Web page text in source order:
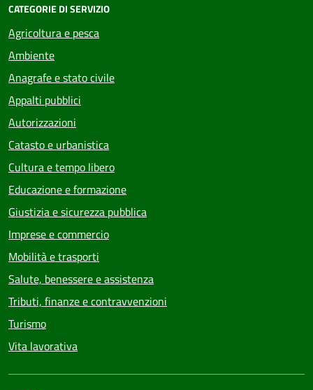
CATEGORIE DI SERVIZIO
Agricoltura e pesca
Ambiente
Anagrafe e stato civile
Appalti pubblici
Autorizzazioni
Catasto e urbanistica
Cultura e tempo libero
Educazione e formazione
Giustizia e sicurezza pubblica
Imprese e commercio
Mobilità e trasporti
Salute, benessere e assistenza
Tributi, finanze e contravvenzioni
Turismo
Vita lavorativa